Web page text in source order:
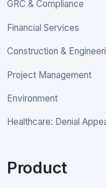
GRC & Compliance
Financial Services
Construction &
Project Management
Environment
Healthcare: Denial
Product